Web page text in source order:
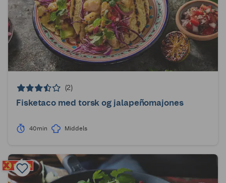
(2)
Fisketaco med torsk og jalapeñomajones
40min Middels